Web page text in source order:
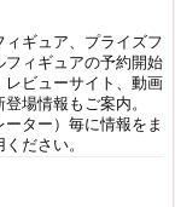
ギュア、プライズフ
フィギュアの予約開始
ビューサイト、動画
場情報もご案内。
ター）毎に情報をま
ださい。